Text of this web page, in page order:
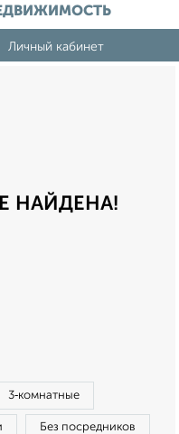
Личный кабинет
НАЙДЕНА!
3‑комнатные
Без посредников